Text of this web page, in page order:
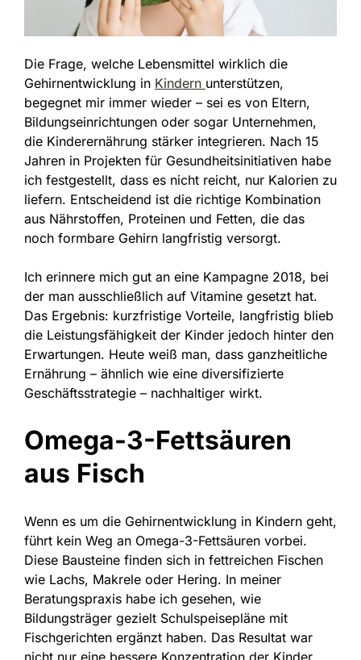
Die Frage, welche Lebensmittel wirklich die
Gehirnentwicklung in Kindern unterstützen,
begegnet mir immer wieder – sei es von Eltern,
Bildungseinrichtungen oder sogar Unternehmen,
die Kinderernährung stärker integrieren. Nach 15
Jahren in Projekten für Gesundheitsinitiativen habe
ich festgestellt, dass es nicht reicht, nur Kalorien zu
liefern. Entscheidend ist die richtige Kombination
aus Nährstoffen, Proteinen und Fetten, die das
noch formbare Gehirn langfristig versorgt.
Ich erinnere mich gut an eine Kampagne 2018, bei
der man ausschließlich auf Vitamine gesetzt hat.
Das Ergebnis: kurzfristige Vorteile, langfristig blieb
die Leistungsfähigkeit der Kinder jedoch hinter den
Erwartungen. Heute weiß man, dass ganzheitliche
Ernährung – ähnlich wie eine diversifizierte
Geschäftsstrategie – nachhaltiger wirkt.
Omega-3-Fettsäuren
aus Fisch
Wenn es um die Gehirnentwicklung in Kindern geht,
führt kein Weg an Omega-3-Fettsäuren vorbei.
Diese Bausteine finden sich in fettreichen Fischen
wie Lachs, Makrele oder Hering. In meiner
Beratungspraxis habe ich gesehen, wie
Bildungsträger gezielt Schulspeisepläne mit
Fischgerichten ergänzt haben. Das Resultat war
nicht nur eine bessere Konzentration der Kinder,